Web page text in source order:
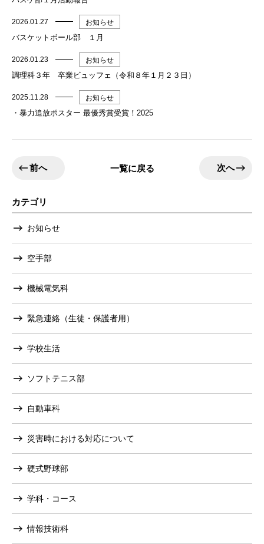
2026.01.27 お知らせ
バスケットボール部 １月
2026.01.23 お知らせ
調理科３年 卒業ビュッフェ（令和８年１月２３日）
2025.11.28 お知らせ
・暴力追放ポスター 最優秀賞受賞！2025
前へ 一覧に戻る 次へ
カテゴリ
お知らせ
空手部
機械電気科
緊急連絡（生徒・保護者用）
学校生活
ソフトテニス部
自動車科
災害時における対応について
硬式野球部
学科・コース
情報技術科